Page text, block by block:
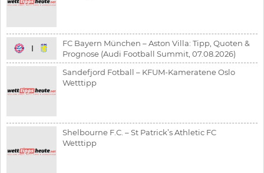
FC Bayern München – Aston Villa: Tipp, Quoten &
Prognose (Audi Football Summit, 07.08.2026)
Sandefjord Fotball – KFUM-Kameratene Oslo
Wetttipp
Shelbourne F.C. – St Patrick’s Athletic FC
Wetttipp